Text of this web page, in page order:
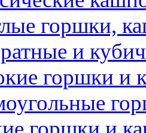
горшки,
и
горшки и